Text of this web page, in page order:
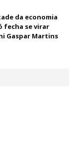
da economia
fecha se virar
Gaspar Martins